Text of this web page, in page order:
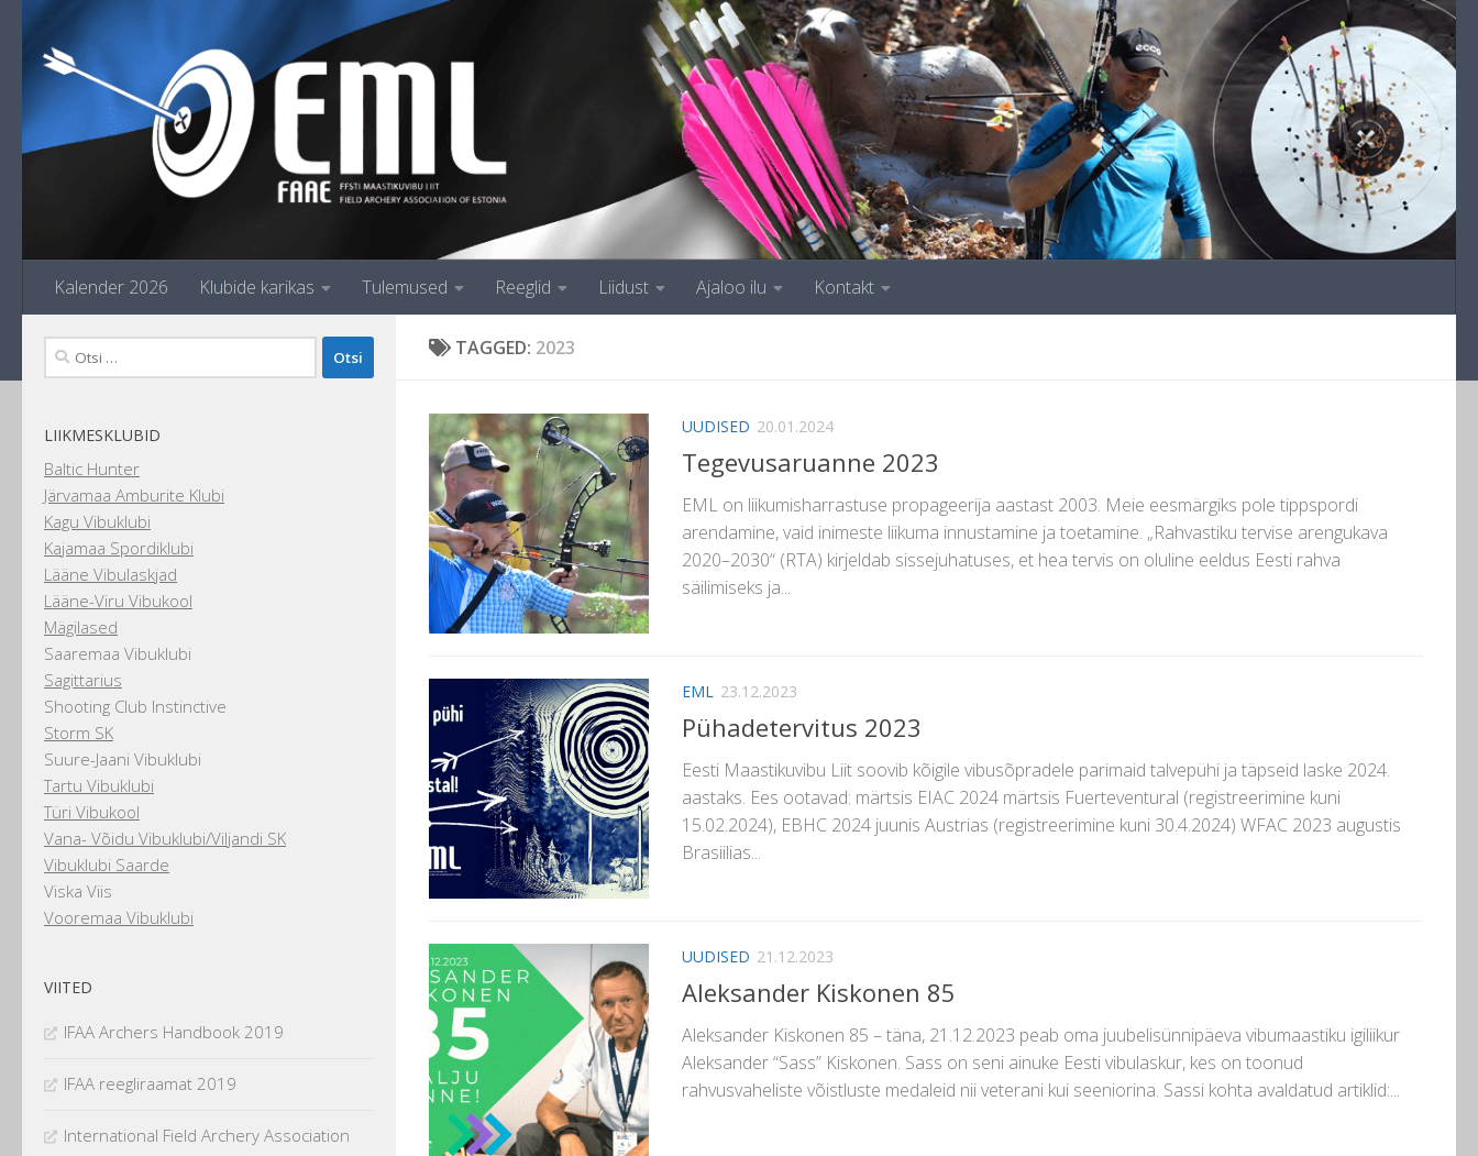
Skip to content
Kalender 2026 Klubide karikas Tulemused Reeglid Liidust Ajaloo ilu Kontakt
TAGGED: 2023
UUDISED 20.01.2024
Tegevusaruanne 2023
EML on liikumisharrastuse propageerija aastast 2003. Meie eesmärgiks pole tippspordi
arendamine, vaid inimeste liikuma innustamine ja toetamine. „Rahvastiku tervise arengukava
2020–2030“ (RTA) kirjeldab sissejuhatuses, et hea tervis on oluline eeldus Eesti rahva
säilimiseks ja...
EML 23.12.2023
Pühadetervitus 2023
Eesti Maastikuvibu Liit soovib kõigile vibusõpradele parimaid talvepühi ja täpseid laske 2024.
aastaks. Ees ootavad: märtsis EIAC 2024 märtsis Fuerteventural (registreerimine kuni
15.02.2024), EBHC 2024 juunis Austrias (registreerimine kuni 30.4.2024) WFAC 2023 augustis
Brasiilias...
UUDISED 21.12.2023
Aleksander Kiskonen 85
Aleksander Kiskonen 85 – täna, 21.12.2023 peab oma juubelisünnipäeva vibumaastiku igiliikur
Aleksander “Sass” Kiskonen. Sass on seni ainuke Eesti vibulaskur, kes on toonud
rahvusvaheliste võistluste medaleid nii veterani kui seeniorina. Sassi kohta avaldatud artiklid:...
Otsi:
LIIKMESKLUBID
Baltic Hunter
Järvamaa Amburite Klubi
Kagu Vibuklubi
Kajamaa Spordiklubi
Lääne Vibulaskjad
Lääne-Viru Vibukool
Mägilased
Saaremaa Vibuklubi
Sagittarius
Shooting Club Instinctive
Storm SK
Suure-Jaani Vibuklubi
Tartu Vibuklubi
Türi Vibukool
Vana- Võidu Vibuklubi/Viljandi SK
Vibuklubi Saarde
Viska Viis
Vooremaa Vibuklubi
VIITED
IFAA Archers Handbook 2019
IFAA reegliraamat 2019
International Field Archery Association